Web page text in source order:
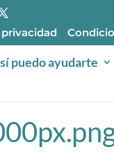
puedo ayudarte